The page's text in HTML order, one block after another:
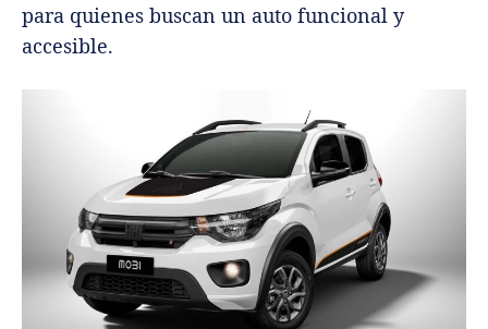
para quienes buscan un auto funcional y
accesible.